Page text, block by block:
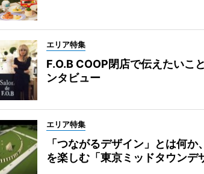
エリア特集
F.O.B COOP閉店で伝えたい
ンタビュー
エリア特集
「つながるデザイン」とは何
を楽しむ「東京ミッドタウンデ